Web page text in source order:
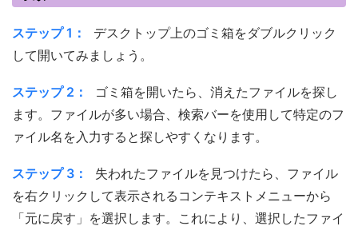
ステップ 1：
デスクトップ上のゴミ箱をダブルクリック
して開いてみましょう。
ステップ 2：
ゴミ箱を開いたら、消えたファイルを探し
ます。ファイルが多い場合、検索バーを使用して特定のフ
ァイル名を入力すると探しやすくなります。
ステップ 3：
失われたファイルを見つけたら、ファイル
を右クリックして表示されるコンテキストメニューから
「元に戻す」を選択します。これにより、選択したファイ